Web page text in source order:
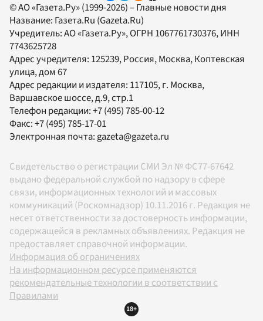
© АО «Газета.Ру» (1999-2026) – Главные новости дня
Название: Газета.Ru (Gazeta.Ru)
Учредитель:АО «Газета.Ру», ОГРН 1067761730376, ИНН
7743625728
Адрес учредителя: 125239, Россия, Москва, Коптевская
улица, дом 67
Адрес редакции и издателя: 117105, г. Москва,
Варшавское шоссе, д.9, стр.1
Телефон редакции:+7 (495) 785-00-12
Факс:+7 (495) 785-17-01
Электронная почта:gazeta@gazeta.ru
Свидетельство о регистрации СМИ Эл № ФС77-67642
выдано федеральной службой по надзору в сфере
связи, информационных технологий и массовых
коммуникаций (Роскомнадзор) 10.11.2016 г. Редакция не
несет ответственности за достоверность информации,
содержащейся в рекламных объявлениях. Редакция не
предоставляет справочной информации.
Информация об ограничениях
На информационном ресурсе применяются
рекомендательные технологии в соответствии с
Правилами
18+